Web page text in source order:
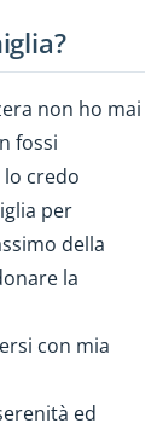
non ho mai
fossi
credo
per
della
la
con mia
ed